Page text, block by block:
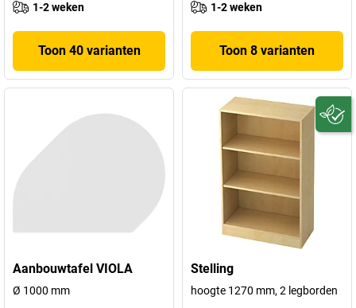
1-2 weken
Toon 40 varianten
1-2 weken
Toon 8 varianten
Aanbouwtafel VIOLA
Ø 1000 mm
Stelling
hoogte 1270 mm, 2 legborden